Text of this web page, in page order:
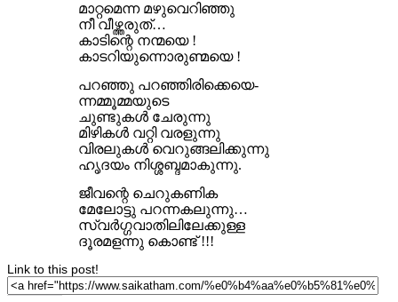
മാറ്റമെന്ന മഴുവെറിഞ്ഞു
നീ വീഴ്ത്തരുത്…
കാടിന്റെ നന്മയെ !
കാടറിയുന്നൊരുണ്മയെ !
പറഞ്ഞു പറഞ്ഞിരിക്കെയെ-
ന്നമ്മൂമ്മയുടെ
ചുണ്ടുകൾ ചേരുന്നു
മിഴികൾ വറ്റി വരളുന്നു
വിരലുകൾ വെറുങ്ങലിക്കുന്നു
ഹൃദയം നിശ്ശബ്ദമാകുന്നു.
ജീവന്റെ ചെറുകണിക
മേലോട്ടു പറന്നകലുന്നു…
സ്വർഗ്ഗവാതിലിലേക്കുള്ള
ദൂരമളന്നു കൊണ്ട് !!!
Link to this post!